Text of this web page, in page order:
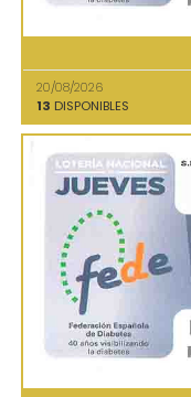
20/08/2026
13 DISPONIBLES